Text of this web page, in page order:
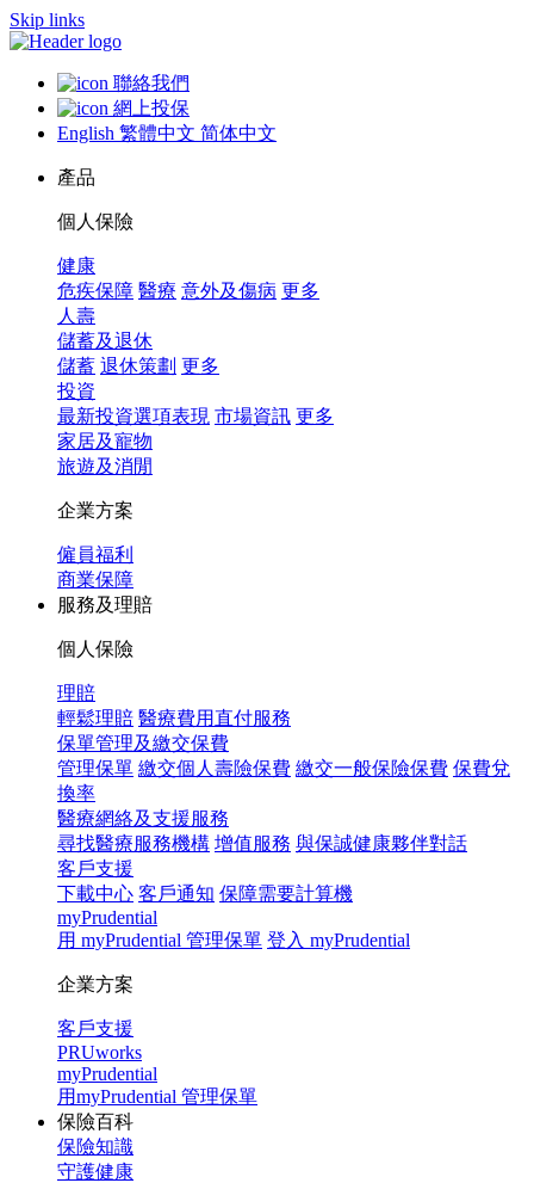
Skip links
聯絡我們
網上投保
English 繁體中文 简体中文
產品
個人保險
健康
危疾保障 醫療 意外及傷病 更多
人壽
儲蓄及退休
儲蓄 退休策劃 更多
投資
最新投資選項表現 市場資訊 更多
家居及寵物
旅遊及消閒
企業方案
僱員福利
商業保障
服務及理賠
個人保險
理賠
輕鬆理賠 醫療費用直付服務
保單管理及繳交保費
管理保單 繳交個人壽險保費 繳交一般保險保費 保費兌
換率
醫療網絡及支援服務
尋找醫療服務機構 增值服務 與保誠健康夥伴對話
客戶支援
下載中心 客戶通知 保障需要計算機
myPrudential
用 myPrudential 管理保單 登入 myPrudential
企業方案
客戶支援
PRUworks
myPrudential
用myPrudential 管理保單
保險百科
保險知識
守護健康